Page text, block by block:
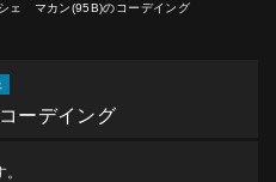
ェ マカン(95B)のコーデイング
ーデイング